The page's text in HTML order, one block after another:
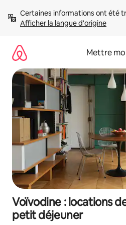
directement
Afficher la langue d'origine
Mettre
Voïvodine : locations
petit déjeuner